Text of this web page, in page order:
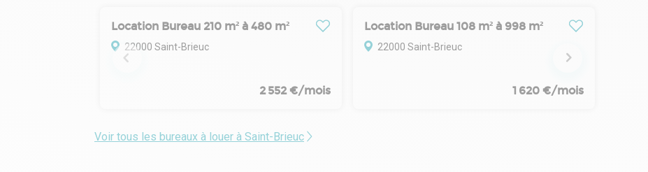
Location Bureau 210 m² à 480 m²
22000 Saint-Brieuc
2 552 €/mois
Location Bureau 108 m² à 998 m²
22000 Saint-Brieuc
1 620 €/mois
Voir tous les bureaux à louer à Saint-Brieuc